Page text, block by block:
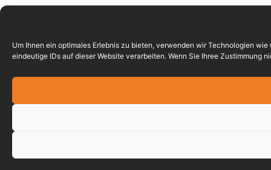
Um Ihnen ein optimales Erlebnis zu bieten, verwenden wir Technologien
eindeutige IDs auf dieser Website verarbeiten. Wenn Sie Ihree